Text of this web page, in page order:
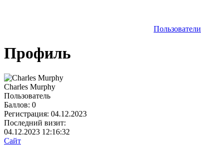
Пользователи
Профиль
Charles Murphy
Пользователь
Баллов: 0
Регистрация: 04.12.2023
Последний визит:
04.12.2023 12:16:32
Сайт